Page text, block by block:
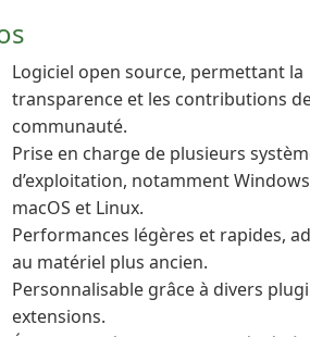
Logiciel open source, permettant la
transparence et les contributions
communauté.
Prise en charge de plusieurs
d’exploitation, notamment
macOS et Linux.
Performances légères et rapides,
au matériel plus ancien.
Personnalisable grâce à divers
extensions.